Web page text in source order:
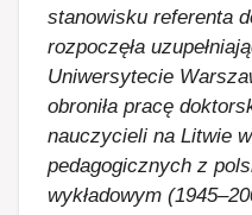
stanowisku referenta
rozpoczęła
Uniwersytecie
obroniła pracę
nauczycieli na Litwie
pedagogicznych z
wykładowym